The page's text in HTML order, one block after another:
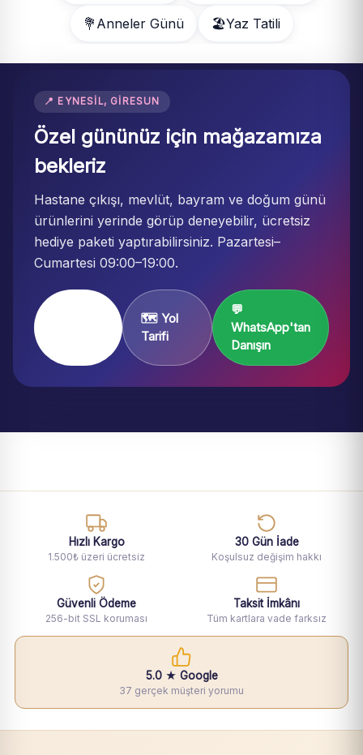
💐 Anneler Günü 🏖️Yaz Tatili
📍 EYNESIL, GIRESUN
Özel gününüz için mağazamıza
bekleriz
Hastane çıkışı, mevlüt, bayram ve doğum günü
ürünlerini yerinde görüp deneyebilir, ücretsiz
hediye paketi yaptırabilirsiniz. Pazartesi–
Cumartesi 09:00–19:00.
🗺️ Yol
Tarifi
💬
WhatsApp'tan
Danışın
Hızlı Kargo
1.500₺ üzeri ücretsiz
30 Gün İade
Koşulsuz değişim hakkı
Güvenli Ödeme
256-bit SSL koruması
Taksit İmkânı
Tüm kartlara vade farksız
5.0 ★ Google
37 gerçek müşteri yorumu